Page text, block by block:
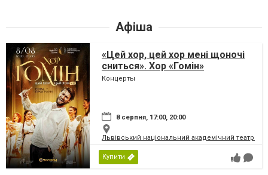
Афіша
«Цей хор, цей хор мені щоночі
сниться». Хор «Гомін»
Концерты
8 серпня, 17:00, 20:00
Львівський національний академічний театр
Купити